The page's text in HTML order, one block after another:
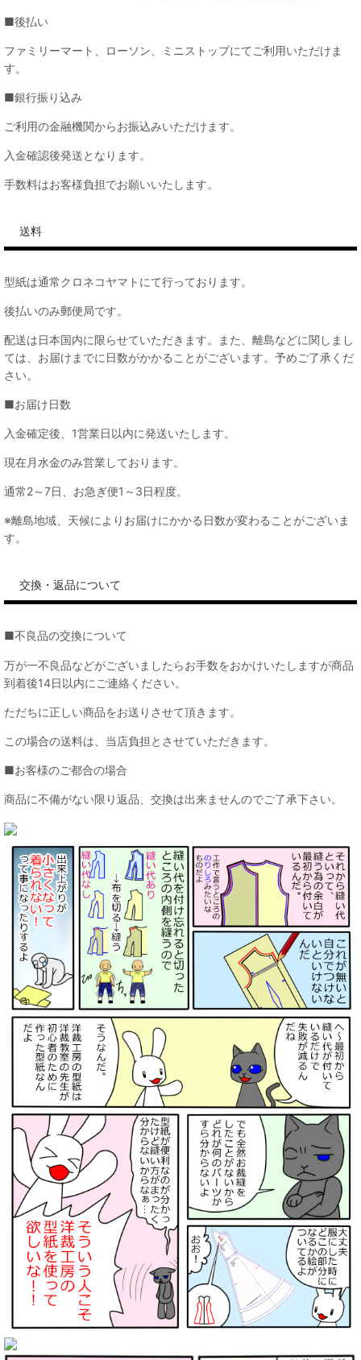
■後払い
ファミリーマート、ローソン、ミニストップにてご利用いただけま
す。
■銀行振り込み
ご利用の金融機関からお振込みいただけます。
入金確認後発送となります。
手数料はお客様負担でお願いいたします。
送料
型紙は通常クロネコヤマトにて行っております。
後払いのみ郵便局です。
配送は日本国内に限らせていただきます。また、離島などに関しまし
ては、お届けまでに日数がかかることがございます。予めご了承くだ
さい。
■お届け日数
入金確定後、1営業日以内に発送いたします。
現在月水金のみ営業しております。
通常2～7日、お急ぎ便1～3日程度。
※離島地域、天候によりお届けにかかる日数が変わることがございま
す。
交換・返品について
■不良品の交換について
万が一不良品などがございましたらお手数をおかけいたしますが商品
到着後14日以内にご連絡ください。
ただちに正しい商品をお送りさせて頂きます。
この場合の送料は、当店負担とさせていただきます。
■お客様のご都合の場合
商品に不備がない限り返品、交換は出来ませんのでご了承下さい。